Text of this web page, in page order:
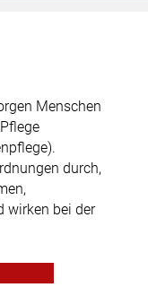
Menschen
durch,
wirken bei der